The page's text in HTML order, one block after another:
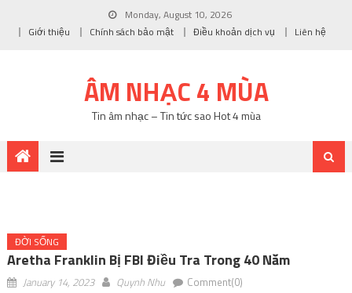
Monday, August 10, 2026
Giới thiệu
Chính sách bảo mật Điều khoản dịch vụ Liên hệ
ÂM NHẠC 4 MÙA
Tin âm nhạc – Tin tức sao Hot 4 mùa
ĐỜI SỐNG
Aretha Franklin Bị FBI Điều Tra Trong 40 Năm
January 14, 2023 Quynh Nhu Comment(0)